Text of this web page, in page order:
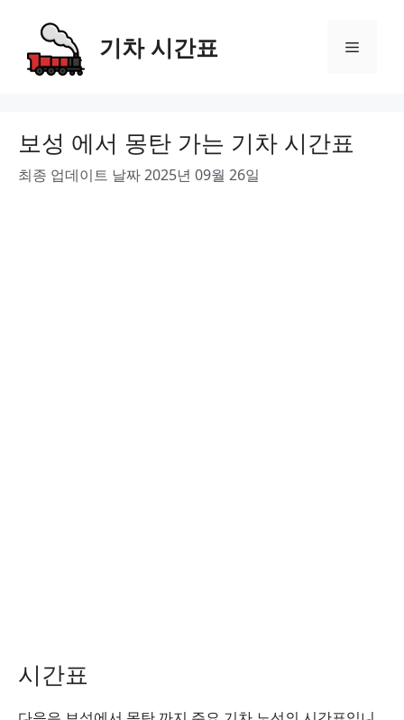
content
기차 시간표 Menu
보성 에서 몽탄 가는 기차 시간표
최종 업데이트 날짜 2025년 09월 26일
시간표